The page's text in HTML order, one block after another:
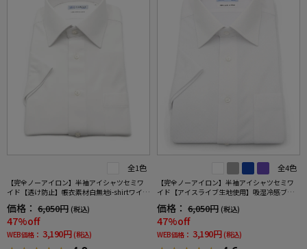
全1色
【完全ノーアイロン】半袖アイシャツセミワ
イド【透け防止】帳衣素材白無地i-shirtワイシ
ャツ春夏
価格： 6,050円 (税込)
47%off
WEB価格： 3,190円 (税込)
全4色
【完全ノーアイロン】半袖アイシャツセミワ
イド【アイスライブ生地使用】吸湿冷感ブラ
イトスクエアi-shirtワイシャツ春夏
価格： 6,050円 (税込)
47%off
WEB価格： 3,190円 (税込)